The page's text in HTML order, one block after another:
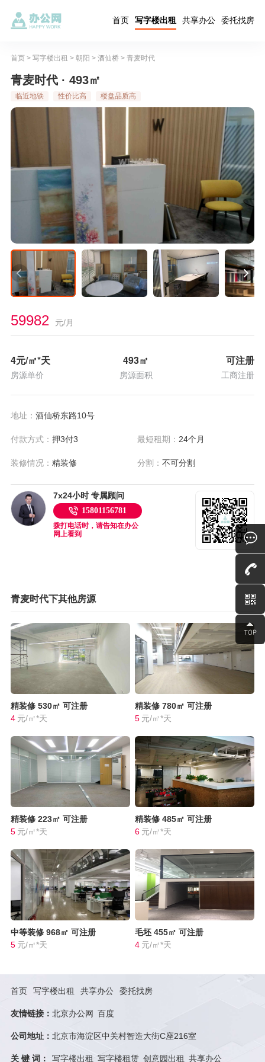
首页 写字楼出租 共享办公 委托找房
首页> 写字楼出租 > 朝阳 > 酒仙桥 > 青麦时代
青麦时代 · 493㎡
临近地铁 性价比高 楼盘品质高
59982 元/月
4元/㎡*天
房源单价
493㎡
房源面积
可注册
工商注册
地址： 酒仙桥东路10号
付款方式： 押3付3 最短租期： 24个月
装修情况： 精装修 分割：不可分割
7x24小时 专属顾问
15801156781
拨打电话时，请告知在办公
网上看到
青麦时代下其他房源
精装修 530㎡ 可注册
4 元/㎡*天
精装修 780㎡ 可注册
5 元/㎡*天
精装修 223㎡ 可注册
5 元/㎡*天
精装修 485㎡ 可注册
6 元/㎡*天
中等装修 968㎡ 可注册
5 元/㎡*天
毛坯 455㎡ 可注册
4 元/㎡*天
首页 写字楼出租 共享办公 委托找房
友情链接： 北京办公网 百度
公司地址： 北京市海淀区中关村智造大街C座216室
关 键 词： 写字楼出租 写字楼租赁 创意园出租 共享办公